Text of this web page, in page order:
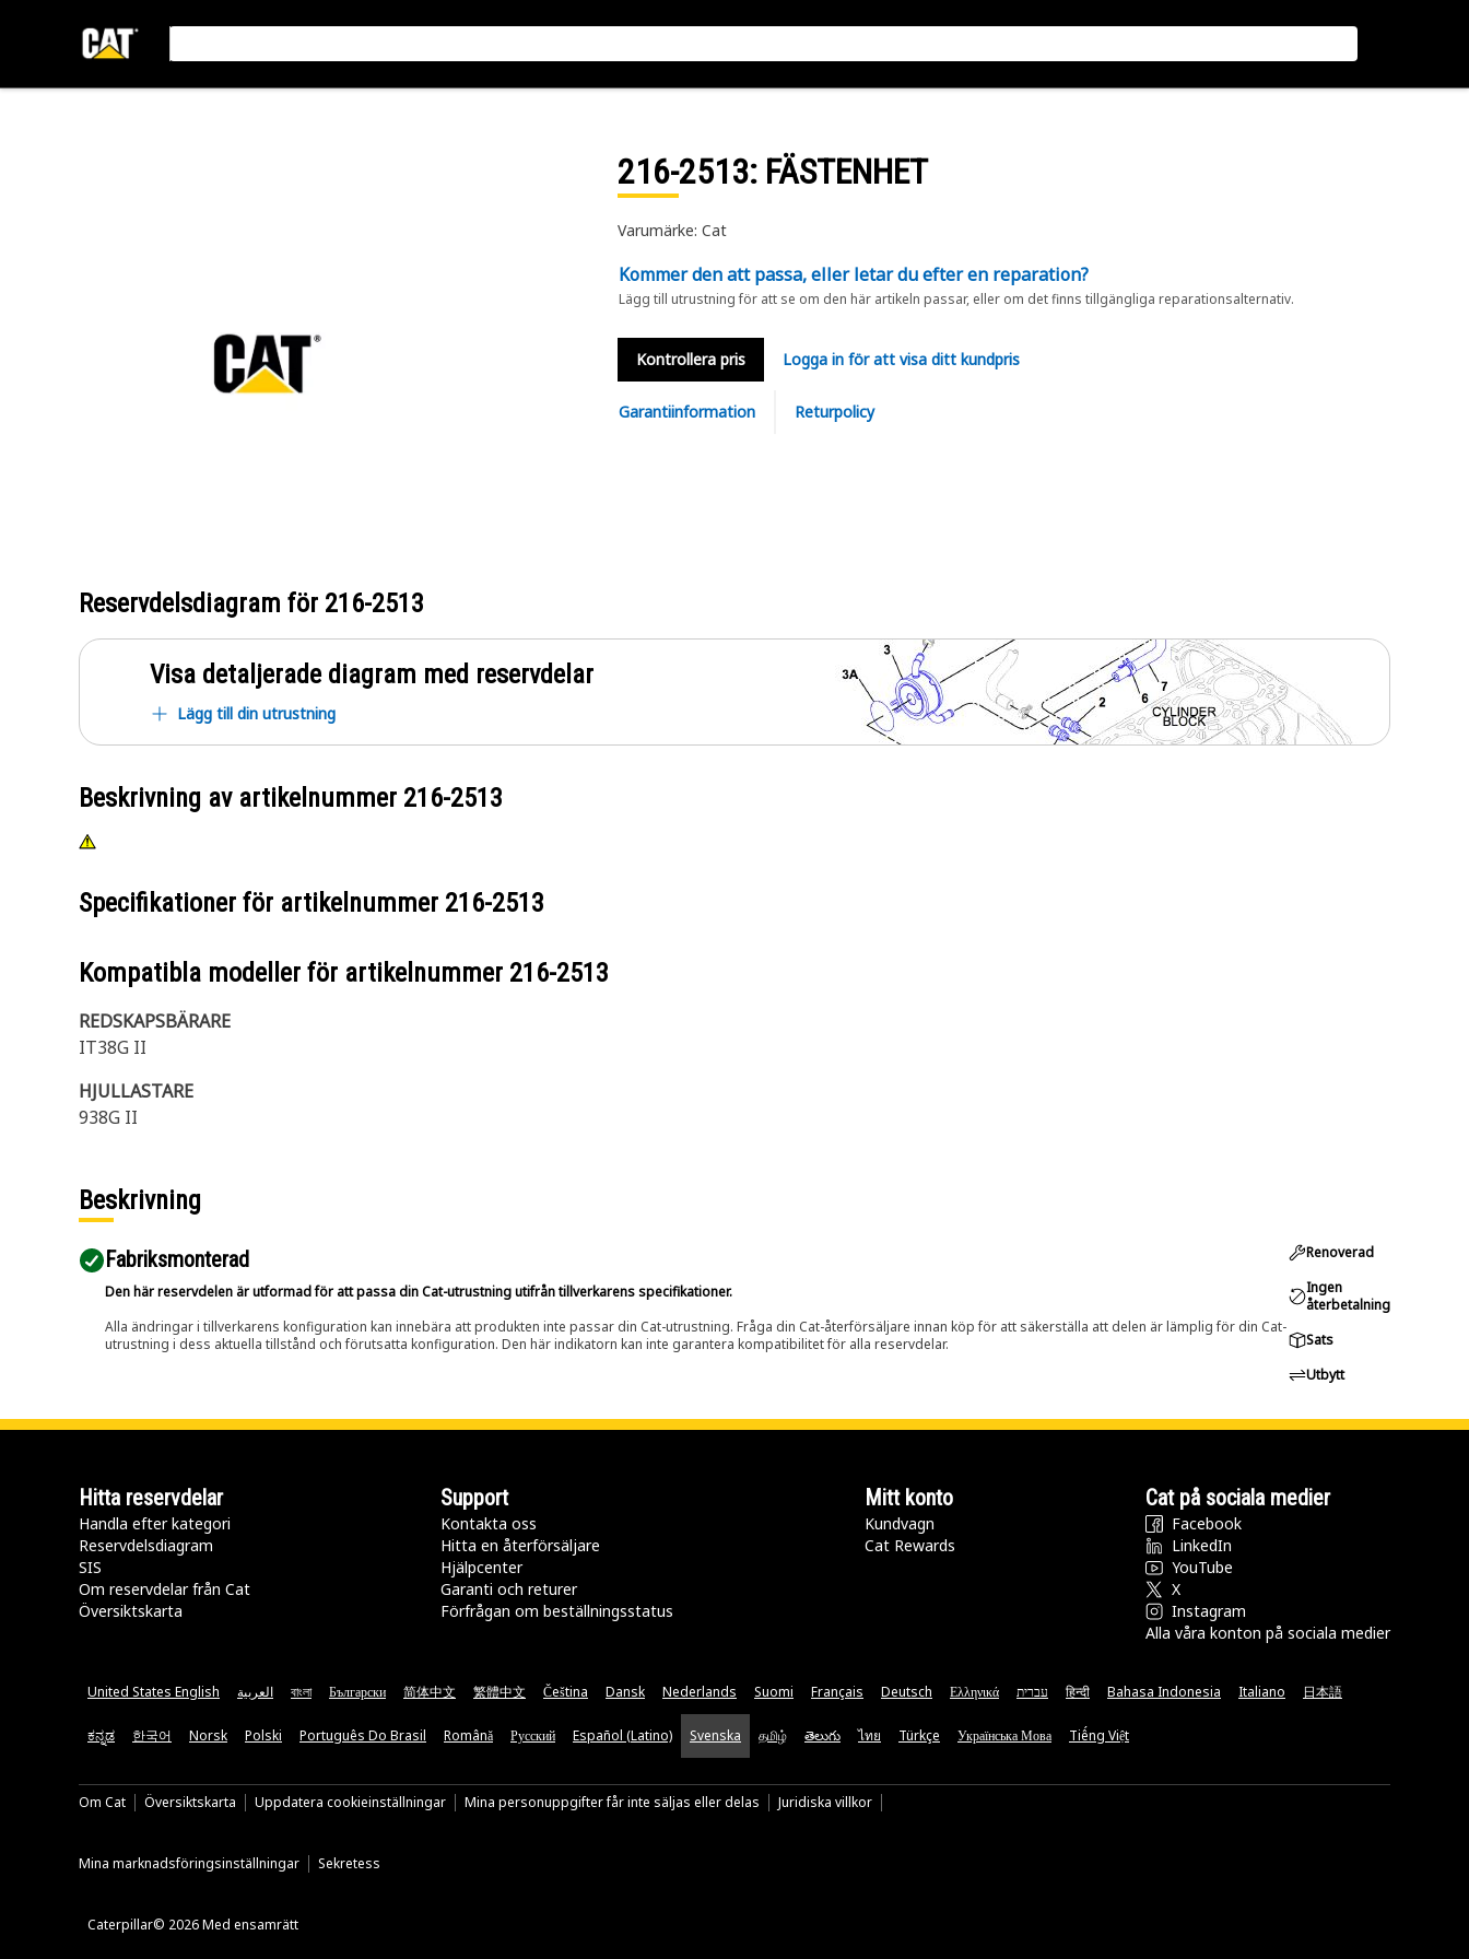
216-2513: FÄSTENHET
Varumärke: Cat
Kommer den att passa, eller letar du efter en reparation?
Lägg till utrustning för att se om den här artikeln passar, eller om det finns tillgängliga reparationsalternativ.
Kontrollera pris Logga in för att visa ditt kundpris
Garantiinformation Returpolicy
Reservdelsdiagram för 216-2513
Visa detaljerade diagram med reservdelar
Lägg till din utrustning
Beskrivning av artikelnummer 216-2513
Specifikationer för artikelnummer 216-2513
Kompatibla modeller för artikelnummer 216-2513
REDSKAPSBÄRARE
IT38G II
HJULLASTARE
938G II
Beskrivning
Fabriksmonterad
Den här reservdelen är utformad för att passa din Cat-utrustning utifrån tillverkarens specifikationer.
Alla ändringar i tillverkarens konfiguration kan innebära att produkten inte passar din Cat-utrustning. Fråga din Cat-återförsäljare innan köp för att säkerställa att delen är lämplig för din Cat-
utrustning i dess aktuella tillstånd och förutsatta konfiguration. Den här indikatorn kan inte garantera kompatibilitet för alla reservdelar.
Renoverad
Ingen
återbetalning
Sats
Utbytt
Hitta reservdelar
Handla efter kategori
Reservdelsdiagram
SIS
Om reservdelar från Cat
Översiktskarta
Support
Kontakta oss
Hitta en återförsäljare
Hjälpcenter
Garanti och returer
Förfrågan om beställningsstatus
Mitt konto
Kundvagn
Cat Rewards
Cat på sociala medier
Facebook
LinkedIn
YouTube
X
Instagram
Alla våra konton på sociala medier
United States English العربية বাংলা Български 简体中文 繁體中文 Čeština Dansk Nederlands Suomi Français Deutsch Ελληνικά עברית हिन्दी Bahasa Indonesia Italiano 日本語
ಕನ್ನಡ 한국어 Norsk Polski Português Do Brasil Română Русский Español (Latino) Svenska தமிழ் తెలుగు ไทย Türkçe Українська Мова Tiếng Việt
Om Cat Översiktskarta Uppdatera cookieinställningar Mina personuppgifter får inte säljas eller delas Juridiska villkor
Mina marknadsföringsinställningar Sekretess
Caterpillar© 2026 Med ensamrätt